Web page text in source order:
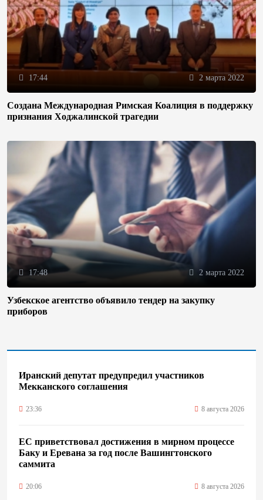
17:44 2 марта 2022
Создана Международная Римская Коалиция в поддержку
признания Ходжалинской трагедии
17:48 2 марта 2022
Узбекское агентство объявило тендер на закупку
приборов
Иранский депутат предупредил участников
Мекканского соглашения
23:36 8 августа 2026
ЕС приветствовал достижения в мирном процессе
Баку и Еревана за год после Вашингтонского
саммита
20:06 8 августа 2026